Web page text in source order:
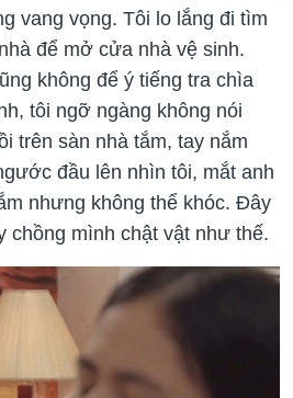
vang vọng. Tôi lo lắng đi tìm
để mở cửa nhà vệ sinh.
không để ý tiếng tra chìa
tôi ngỡ ngàng không nói
trên sàn nhà tắm, tay nắm
đầu lên nhìn tôi, mắt anh
nhưng không thể khóc. Đây
chồng mình chật vật như thế.